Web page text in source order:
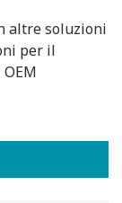
altre soluzioni
per il